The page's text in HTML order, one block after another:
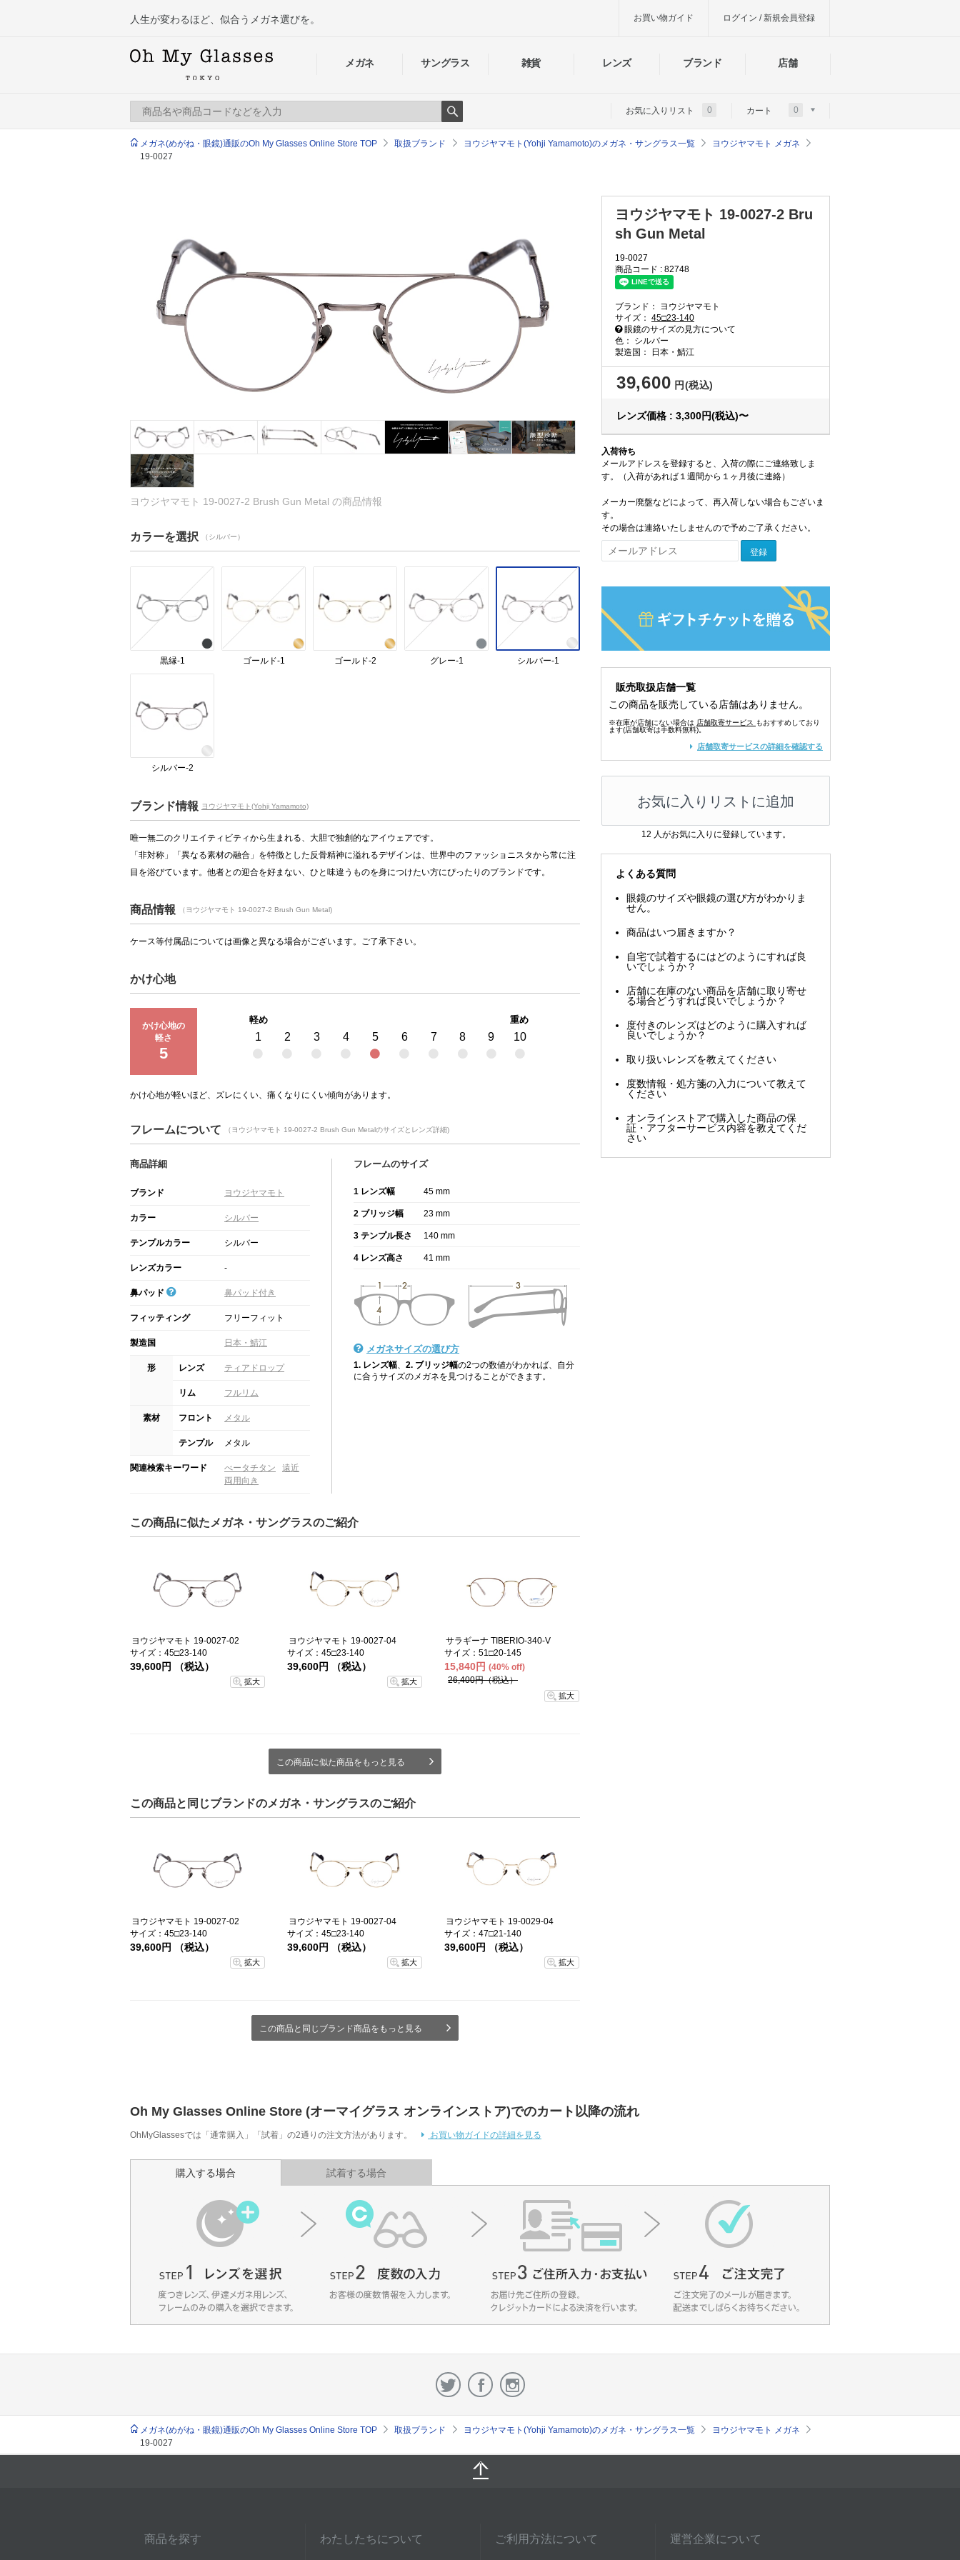
メガネ サングラス 雑貨 レンズ ブランド 店舗
人生が変わるほど、似合うメガネ選びを。 お買い物ガイド ログイン / 新規会員登録
Search
お気に入りリスト 0 カート 0
メガネ(めがね・眼鏡)通販のOh My Glasses Online Store TOP 取扱ブランド ヨウジヤマモト(Yohji Yamamoto)のメガネ・サングラス一覧
ヨウジヤマモト メガネ
19-0027
ヨウジヤマモト 19-0027-2 Bru
sh Gun Metal
19-0027
商品コード : 82748
ブランド： ヨウジヤマモト
サイズ： 45□23-140
眼鏡のサイズの見方について
色： シルバー
製造国：
日本・鯖江
ヨウジヤマモト 19-0027-2 Brush Gun Metal の商品情報
カラーを選択 （シルバー）
黒縁-1 ゴールド-1 ゴールド-2 グレー-1 シルバー-1
シルバー-2
ブランド情報 ヨウジヤマモト(Yohji Yamamoto)
唯一無二のクリエイティビティから生まれる、大胆で独創的なアイウェアです。
「非対称」「異なる素材の融合」を特徴とした反骨精神に溢れるデザインは、世界中のファッショニスタから常に注
目を浴びています。他者との迎合を好まない、ひと味違うものを身につけたい方にぴったりのブランドです。
商品情報 （ヨウジヤマモト 19-0027-2 Brush Gun Metal)
ケース等付属品については画像と異なる場合がございます。ご了承下さい。
かけ心地
かけ心地の
軽さ
5
軽め 重め
1 2 3 4 5 6 7 8 9 10
かけ心地が軽いほど、ズレにくい、痛くなりにくい傾向があります。
フレームについて （ヨウジヤマモト 19-0027-2 Brush Gun Metalのサイズとレンズ詳細)
商品詳細
ブランド ヨウジヤマモト
カラー シルバー
テンプルカラー シルバー
レンズカラー -
鼻パッド 鼻パッド付き
フィッティング フリーフィット
製造国 日本・鯖江
形 レンズ ティアドロップ
リム フルリム
素材 フロント メタル
テンプル メタル
関連検索キーワード べータチタン
遠近
両用向き
フレームのサイズ
1 レンズ幅 45 mm
2 ブリッジ幅 23 mm
3 テンプル長さ 140 mm
4 レンズ高さ 41 mm
メガネサイズの選び方
1. レンズ幅 2. ブリッジ幅の2つの数値がわかれば、自分
に合うサイズのメガネを見つけることができます。
この商品に似たメガネ・サングラスのご紹介
ヨウジヤマモト 19-0027-02
サイズ：45□23-140
39,600円 （税込）
拡大
ヨウジヤマモト 19-0027-04
サイズ：45□23-140
39,600円 （税込）
拡大
サラギーナ TIBERIO-340-V
サイズ：51□20-145
15,840円 (40% off)
26,400円（税込）
拡大
この商品に似た商品をもっと見る
この商品と同じブランドのメガネ・サングラスのご紹介
ヨウジヤマモト 19-0027-02
サイズ：45□23-140
39,600円 （税込）
拡大
ヨウジヤマモト 19-0027-04
サイズ：45□23-140
39,600円 （税込）
拡大
ヨウジヤマモト 19-0029-04
サイズ：47□21-140
39,600円 （税込）
拡大
この商品と同じブランド商品をもっと見る
39,600 円(税込)
レンズ価格 : 3,300円(税込)〜
入荷待ち
メールアドレスを登録すると、入荷の際にご連絡致しま
す。（入荷があれば１週間から１ヶ月後に連絡）
メーカー廃盤などによって、再入荷しない場合もございま
す。
その場合は連絡いたしませんので予めご了承ください。
販売取扱店舗一覧
この商品を販売している店舗はありません。
※在庫が店舗にない場合は 店舗取寄サービス
もおすすめしており
ます(店舗取寄は手数料無料)。
店舗取寄サービスの詳細を確認する
お気に入りリストに追加
12 人がお気に入りに登録しています。
よくある質問
眼鏡のサイズや眼鏡の選び方がわかりま
せん。
商品はいつ届きますか？
自宅で試着するにはどのようにすれば良
いでしょうか？
店舗に在庫のない商品を店舗に取り寄せ
る場合どうすれば良いでしょうか？
度付きのレンズはどのように購入すれば
良いでしょうか？
取り扱いレンズを教えてください
度数情報・処方箋の入力について教えて
ください
オンラインストアで購入した商品の保
証・アフターサービス内容を教えてくだ
さい
Oh My Glasses Online Store (オーマイグラス オンラインストア)でのカート以降の流れ
OhMyGlassesでは「通常購入」「試着」の2通りの注文方法があります。 お買い物ガイドの詳細を見る
購入する場合 試着する場合
メガネ(めがね・眼鏡)通販のOh My Glasses Online Store TOP 取扱ブランド ヨウジヤマモト(Yohji Yamamoto)のメガネ・サングラス一覧
ヨウジヤマモト メガネ
19-0027
商品を探す わたしたちについて ご利用方法について 運営企業について